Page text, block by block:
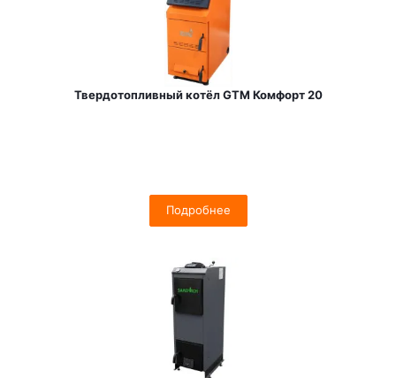
Твердотопливный котёл GTM Комфорт 20
Подробнее